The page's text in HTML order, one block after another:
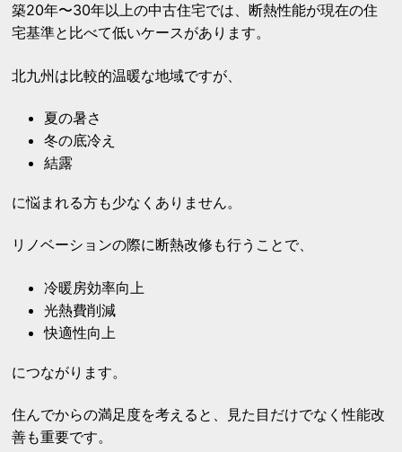
築20年〜30年以上の中古住宅では、断熱性能が現在の住
宅基準と比べて低いケースがあります。
北九州は比較的温暖な地域ですが、
夏の暑さ
冬の底冷え
結露
に悩まれる方も少なくありません。
リノベーションの際に断熱改修も行うことで、
冷暖房効率向上
光熱費削減
快適性向上
につながります。
住んでからの満足度を考えると、見た目だけでなく性能改
善も重要です。